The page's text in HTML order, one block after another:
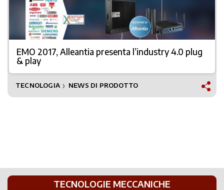
EMO 2017, Alleantia presenta l’industry 4.0 plug
& play
TECNOLOGIA ❯ NEWS DI PRODOTTO
TECNOLOGIE MECCANICHE